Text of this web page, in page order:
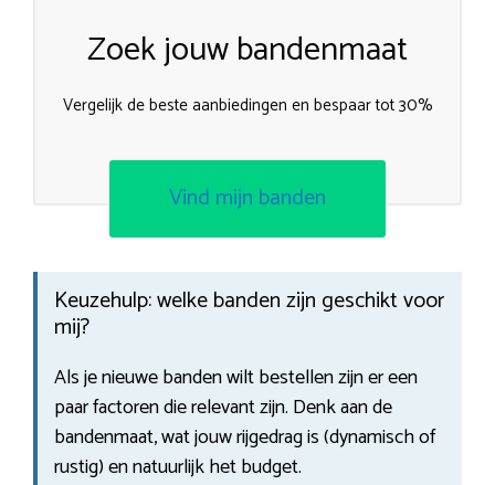
Zoek jouw bandenmaat
Vergelijk de beste aanbiedingen en bespaar tot 30%
Vind mijn banden
Keuzehulp: welke banden zijn geschikt voor
mij?
Als je nieuwe banden wilt bestellen zijn er een
paar factoren die relevant zijn. Denk aan de
bandenmaat, wat jouw rijgedrag is (dynamisch of
rustig) en natuurlijk het budget.